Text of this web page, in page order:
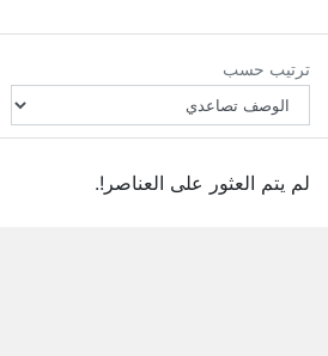
ترتيب حسب
لم يتم العثور على العناصر!.